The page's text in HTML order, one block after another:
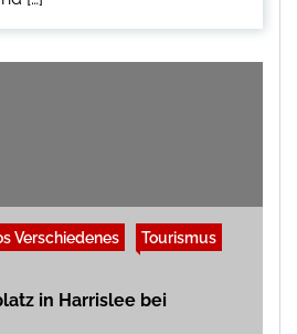
Verschiedenes
Tourismus
in Harrislee bei